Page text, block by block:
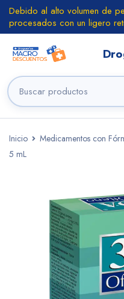
Debido al alto volumen de
procesados con un ligero
Inicio Medicamentos con
5 mL